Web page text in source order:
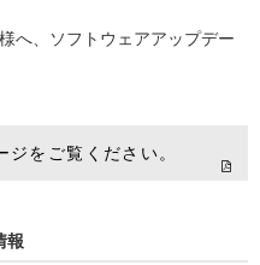
へ、ソフトウェアアップデー
をご覧ください。
報